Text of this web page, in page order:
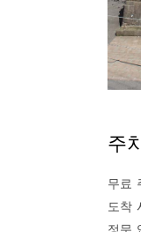
주
무료
도착